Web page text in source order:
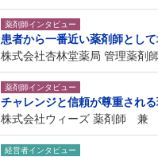
薬剤師インタビュー
患者から一番近い薬剤師とし
株式会社杏林堂薬局 管理薬剤
薬剤師インタビュー
チャレンジと信頼が尊重され
株式会社ウィーズ 薬剤師
経営者インタビュー